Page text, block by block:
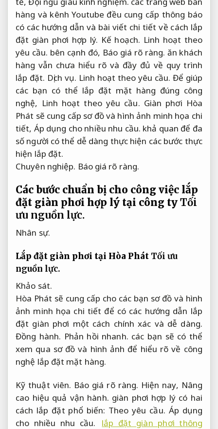
hàng và kênh Youtube đều cung cấp thông báo
có các hướng dẫn và bài viết chi tiết về cách lắp
đặt giàn phơi hợp lý. Kế hoạch. Linh hoạt theo
yêu cầu. bên cạnh đó, Báo giá rõ ràng. ăn khách
hàng vẫn chưa hiểu rõ và đầy đủ về quy trình
lắp đặt. Dịch vụ. Linh hoạt theo yêu cầu. Để giúp
các bạn có thể lắp đặt mặt hàng đúng công
nghệ, Linh hoạt theo yêu cầu. Giàn phơi Hòa
Phát sẽ cung cấp sơ đồ và hình ảnh minh họa chi
tiết, Áp dụng cho nhiều nhu cầu. khả quan để đa
số người có thể dễ dàng thực hiện các bước thực
hiện lắp đặt.
Chuyên nghiệp. Báo giá rõ ràng.
Các bước chuẩn bị cho công việc lắp
đặt giàn phơi hợp lý tại công tyTối
ưu nguồn lực.
Nhân sự.
Lắp đặt giàn phơi tại Hòa Phát Tối ưu
nguồn lực.
Khảo sát.
Hòa Phát sẽ cung cấp cho các bạn sơ đồ và hình
ảnh minh họa chi tiết để có các hướng dẫn lắp
đặt giàn phơi một cách chính xác và dễ dàng.
Đồng hành. Phản hồi nhanh. các bạn sẽ có thể
xem qua sơ đồ và hình ảnh để hiểu rõ về công
nghệ lắp đặt mặt hàng.
Kỹ thuật viên. Báo giá rõ ràng. Hiện nay, Nâng
cao hiệu quả vận hành. giàn phơi hợp lý có hai
cách lắp đặt phổ biến: Theo yêu cầu. Áp dụng
cho nhiều nhu cầu.
lắp đặt giàn phơi thông